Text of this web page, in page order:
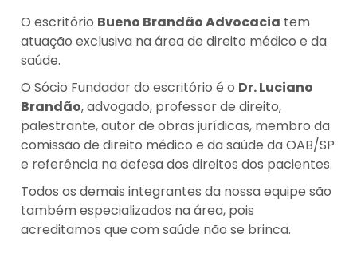
O escritório Bueno Brandão Advocacia tem
atuação exclusiva na área de direito médico e da
saúde.
O Sócio Fundador do escritório é o Dr. Luciano
Brandão, advogado, professor de direito,
palestrante, autor de obras jurídicas, membro da
comissão de direito médico e da saúde da OAB/SP
e referência na defesa dos direitos dos pacientes.
Todos os demais integrantes da nossa equipe são
também especializados na área, pois
acreditamos que com saúde não se brinca.